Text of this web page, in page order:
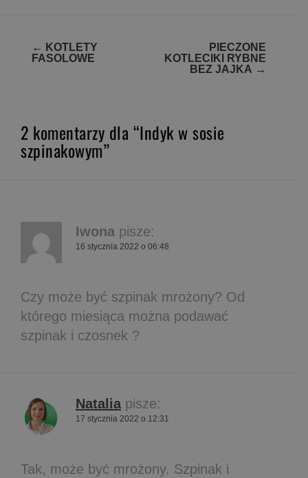
Zobacz
wpisy
← KOTLETY
FASOLOWE
PIECZONE
KOTLECIKI RYBNE
BEZ JAJKA →
2 komentarzy dla “Indyk w sosie
szpinakowym”
Iwona pisze:
16 stycznia 2022 o 06:48
Czy może być szpinak mrożony? Od
którego miesiąca można podawać
szpinak i czosnek ?
Natalia pisze:
17 stycznia 2022 o 12:31
Tak, może być mrożony. Szpinak i